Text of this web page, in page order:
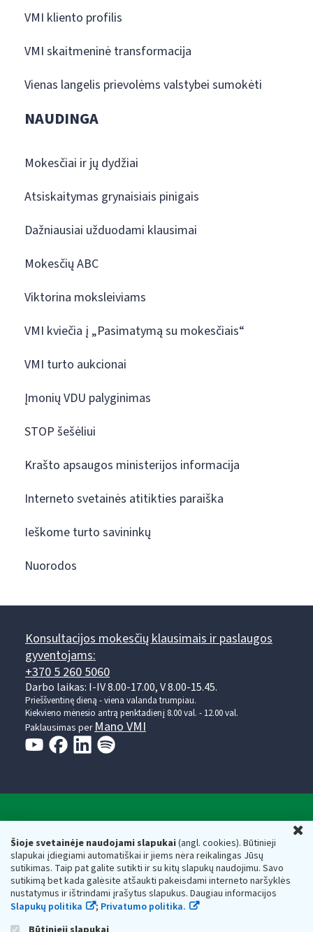
Šioje svetainėje naudojami slapukai(angl. cookies). Būtinieji
slapukai įdiegiami automatiškai ir jiems nėra reikalingas Jūsų
sutikimas. Taip pat galite sutikti ir su kitų slapukų naudojimu. Savo
sutikimą bet kada galėsite atšaukti pakeisdami interneto naršyklės
nustatymus ir ištrindami įrašytus slapukus. Daugiau informacijos
Slapukų politika
; Privatumo politika.
VMI kliento profilis
VMI skaitmeninė transformacija
Vienas langelis prievolėms valstybei sumokėti
NAUDINGA
Mokesčiai ir jų dydžiai
Atsiskaitymas grynaisiais pinigais
Dažniausiai užduodami klausimai
Mokesčių ABC
Viktorina moksleiviams
VMI kviečia į „Pasimatymą su mokesčiais“
VMI turto aukcionai
Įmonių VDU palyginimas
STOP šešėliui
Krašto apsaugos ministerijos informacija
Interneto svetainės atitikties paraiška
Ieškome turto savininkų
Nuorodos
Konsultacijos mokesčių klausimais ir paslaugos
gyventojams:
+370 5 260 5060
Darbo laikas: I-IV 8.00-17.00, V 8.00-15.45.
Prieššventinę dieną - viena valanda trumpiau.
Kiekvieno mėnesio antrą penktadienį 8.00 val. - 12.00 val.
Paklausimas per Mano VMI
Respublikos finansų ministerijos
Biudžetinė įstaiga. Juridinio asmens kodas — 188659752,
adresas: Vasario 16-osios g. 14, 01107 Vilnius, Lietuva, el.paštas:
vmi@vmi.lt, E. pristatymo dėžutės adresas 188659752
Duomenys apie Valstybinę mokesčių inspekciją prie Lietuvos
Respublikos finansų ministerijos kaupiami ir saugomi Juridinių